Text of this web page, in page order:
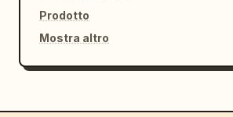
Prodotto
Mostra altro